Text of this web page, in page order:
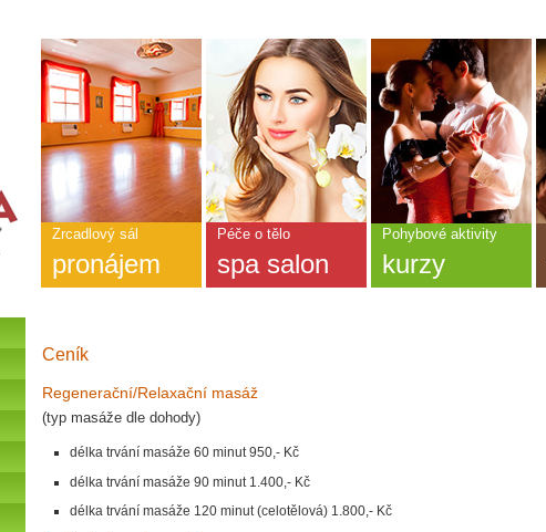
Ceník
Regenerační/Relaxační masáž
(typ masáže dle dohody)
délka trvání masáže 60 minut 950,- Kč
délka trvání masáže 90 minut 1.400,- Kč
délka trvání masáže 120 minut (celotělová) 1.800,- Kč
Hlavní
nabídka
-
ABECEDA
POZNÁNÍ
Zrcadlový sál
pronájem
Péče o tělo
spa salon
Pohybové aktivity
kurzy